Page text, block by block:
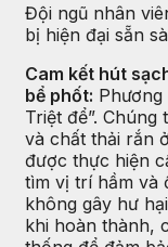
Đội ngũ nhân
bị hiện đại sẵn
Cam kết hút
bể phốt:
Triệt để”.
và chất thải rắn
được thực hiện
tìm vị trí hầm và
không gây hư
khi hoàn thành,